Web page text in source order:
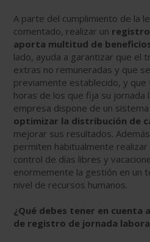
A parte del cumplimiento de la
comentado, realizar un
aporta multitud de
lado, ayuda a garantizar que el
extras no remuneradas y que
previamente establecido, y
horas de los que fija su jornada
empresa dispone de un
optimizar la distribución de
mejorar sus resultados.
permiten habitualmente
control de días libres y
enormemente la gestión en un
nivel de recursos humanos.
¿Qué debes tener en
de registro de jornada